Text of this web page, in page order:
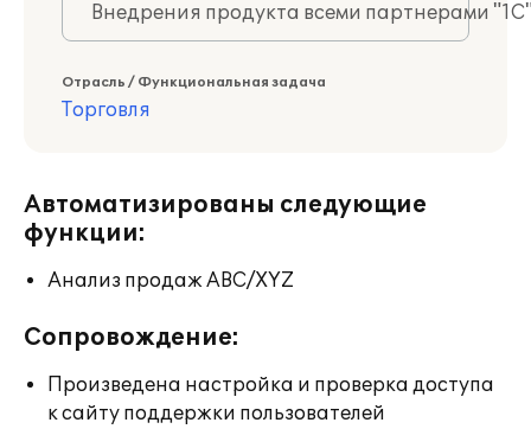
Внедрения продукта всеми партнерами
Отрасль / Функциональная задача
Торговля
Автоматизированы следующие
функции:
Анализ продаж ABC/XYZ
Сопровождение:
Произведена настройка и проверка доступа
к сайту поддержки пользователей